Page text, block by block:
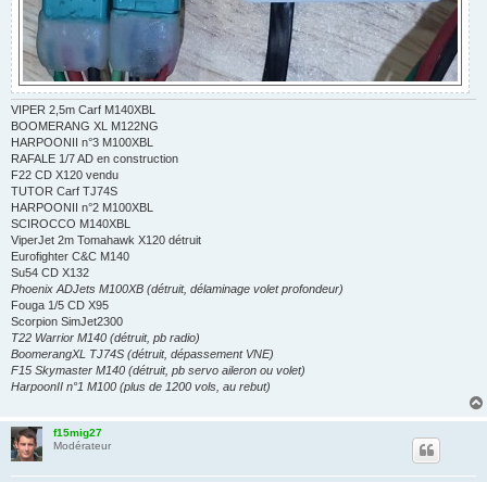
VIPER 2,5m Carf M140XBL
BOOMERANG XL M122NG
HARPOONII n°3 M100XBL
RAFALE 1/7 AD en construction
F22 CD X120 vendu
TUTOR Carf TJ74S
HARPOONII n°2 M100XBL
SCIROCCO M140XBL
ViperJet 2m Tomahawk X120 détruit
Eurofighter C&C M140
Su54 CD X132
Phoenix ADJets M100XB (détruit, délaminage volet profondeur)
Fouga 1/5 CD X95
Scorpion SimJet2300
T22 Warrior M140 (détruit, pb radio)
BoomerangXL TJ74S (détruit, dépassement VNE)
F15 Skymaster M140 (détruit, pb servo aileron ou volet)
HarpoonII n°1 M100 (plus de 1200 vols, au rebut)
f15mig27
Modérateur